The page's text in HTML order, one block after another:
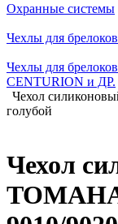
Охранные системы
Чехлы для
Чехлы для
CENTURION и ДР.
Чехол
голубой
Чехол